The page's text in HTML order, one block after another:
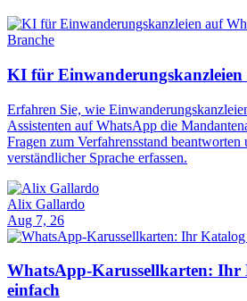
Branche
KI für
Erfahren Sie, wie
Assistenten auf WhatsApp die
Fragen zum Verfahrensstand
verständlicher Sprache erfassen.
Alix Gallardo
Aug 7, 26
WhatsApp-Karussellkarten: Ihr
einfach